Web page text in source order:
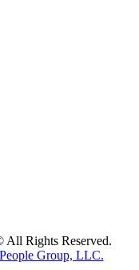
All Rights Reserved.
Group, LLC.